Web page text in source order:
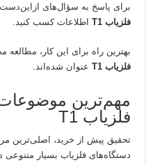
برای پاسخ به سؤال‌های ازاین‌دست،
فلزیابT1 اطلاعات کسب کنید.
بهترین راه برای این کار،
فلزیابT1 عنوان شده‌اند.
مهم‌ترین
فلزیاب T1
تحقیق پیش از خرید، اصلی‌ترین
دستگاه‌های فلزیاب بسیار متنوعی